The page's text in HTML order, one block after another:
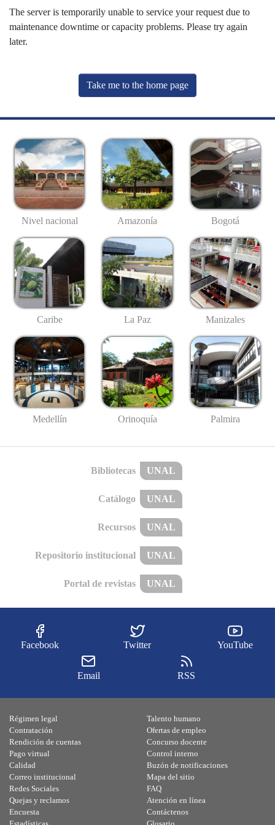
The server is temporarily unable to service your request due to
maintenance downtime or capacity problems. Please try again
later.
Take me to the home page
Nivel nacional Amazonía Bogotá
Caribe La Paz Manizales
Medellín Orinoquía Palmira
Bibliotecas UNAL
Catálogo UNAL
Recursos UNAL
Repositorio institucional UNAL
Portal de revistas UNAL
Facebook Twitter YouTube
Email RSS
Régimen legal
Contratación
Rendición de cuentas
Pago virtual
Calidad
Talento humano
Ofertas de empleo
Concurso docente
Control interno
Buzón de notificaciones
Correo institucional
Redes Sociales
Quejas y reclamos
Encuesta
Mapa del sitio
FAQ
Atención en línea
Contáctenos